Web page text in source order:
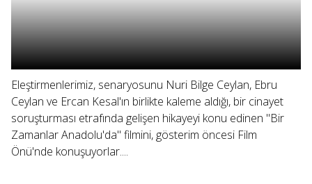
Eleştirmenlerimiz, senaryosunu Nuri Bilge Ceylan, Ebru
Ceylan ve Ercan Kesal'ın birlikte kaleme aldığı, bir cinayet
soruşturması etrafında gelişen hikayeyi konu edinen "Bir
Zamanlar Anadolu'da" filmini, gösterim öncesi Film
Önü'nde konuşuyorlar....